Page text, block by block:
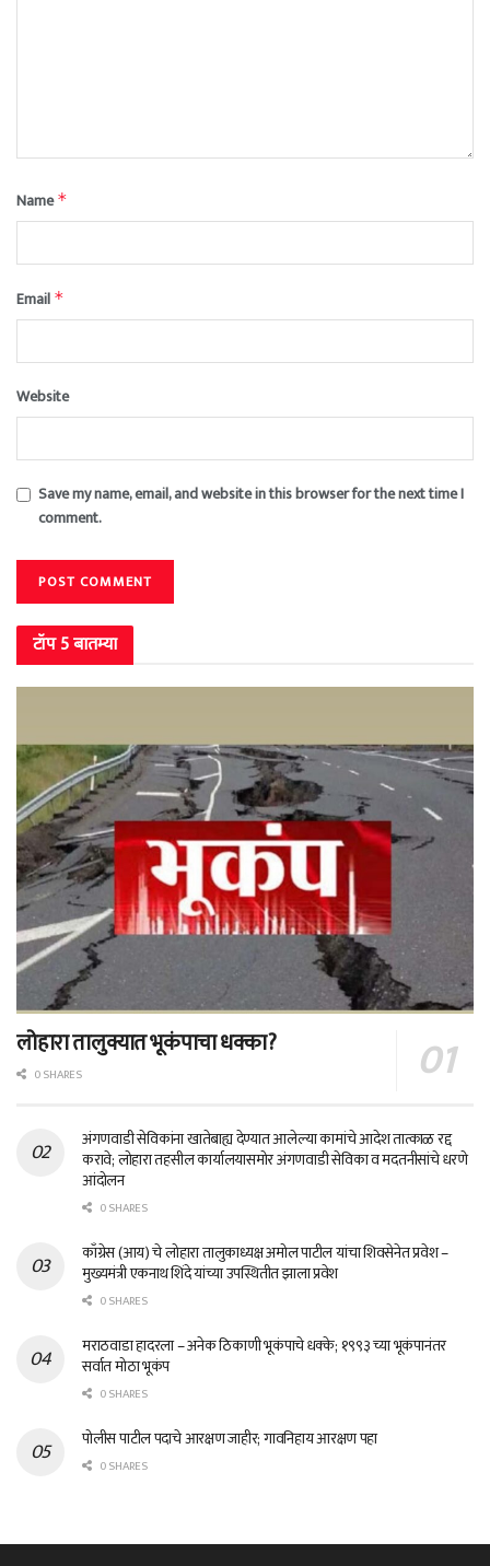
Name*
Email *
Website
Save my name, email, and website in this browser for the next time I
comment.
टॉप 5 बातम्या
लोहारा तालुक्यात भूकंपाचा धक्का?
0 SHARES
अंगणवाडी सेविकांना खातेबाह्य देण्यात आलेल्या कामांचे आदेश तात्काळ रद्द
करावे; लोहारा तहसील कार्यालयासमोर अंगणवाडी सेविका व मदतनीसांचे धरणे
आंदोलन
0 SHARES
काँग्रेस (आय) चे लोहारा तालुकाध्यक्ष अमोल पाटील यांचा शिवसेनेत प्रवेश –
मुख्यमंत्री एकनाथ शिंदे यांच्या उपस्थितीत झाला प्रवेश
0 SHARES
मराठवाडा हादरला – अनेक ठिकाणी भूकंपाचे धक्के; १९९३ च्या भूकंपानंतर
सर्वात मोठा भूकंप
0 SHARES
पोलीस पाटील पदाचे आरक्षण जाहीर; गावनिहाय आरक्षण पहा
0 SHARES